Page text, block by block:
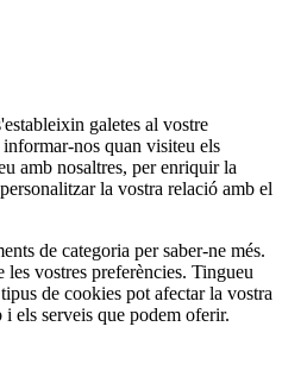
galetes al vostre
nos quan visiteu els
amb nosaltres, per enriquir la
la vostra relació amb el
de categoria per saber-ne més.
vostres preferències. Tingueu
de cookies pot afectar la vostra
els serveis que podem oferir.